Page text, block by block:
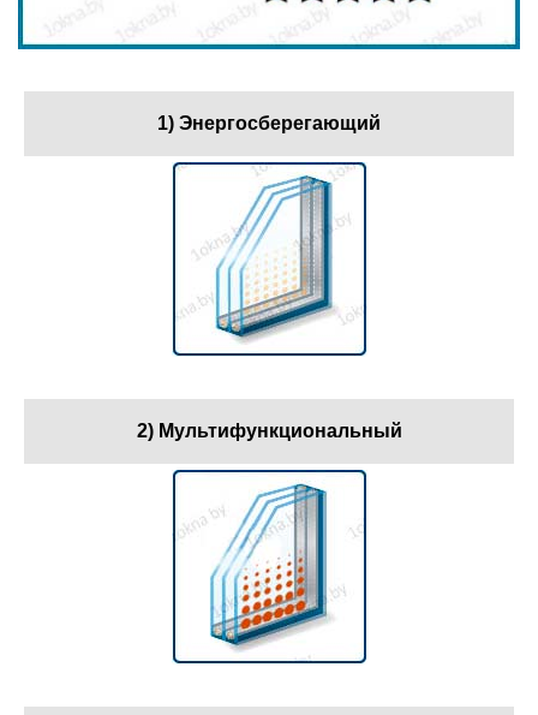
1) Энергосберегающий
2) Мультифункциональный